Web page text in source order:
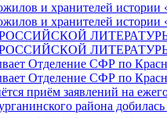
и хранителей
и хранителей
ЛИТЕРАТУРЫ?
Отделение СФР по
Отделение СФР по
приём заявлений на
района добилась